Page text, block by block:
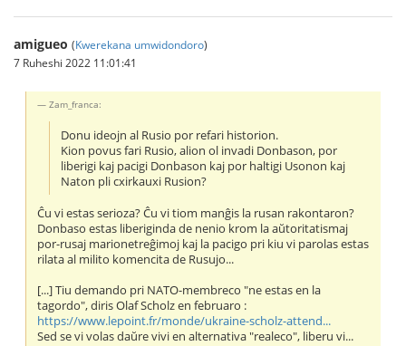
amigueo (Kwerekana umwidondoro)
7 Ruheshi 2022 11:01:41
Zam_franca:
Donu ideojn al Rusio por refari historion.
Kion povus fari Rusio, alion ol invadi Donbason, por
liberigi kaj pacigi Donbason kaj por haltigi Usonon kaj
Naton pli cxirkauxi Rusion?
Ĉu vi estas serioza? Ĉu vi tiom manĝis la rusan rakontaron?
Donbaso estas liberiginda de nenio krom la aŭtoritatismaj
por-rusaj marionetreĝimoj kaj la pacigo pri kiu vi parolas estas
rilata al milito komencita de Rusujo...
[...] Tiu demando pri NATO-membreco "ne estas en la
tagordo", diris Olaf Scholz en februaro :
https://www.lepoint.fr/monde/ukraine-scholz-attend...
Sed se vi volas daŭre vivi en alternativa "realeco", liberu vi...